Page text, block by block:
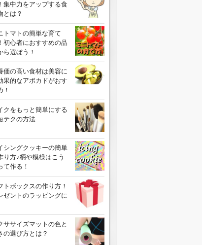
集中力をアップする食
とは？
トマトの簡単な育て
初心者におすすめの品
ら選ぼう！
価の高い食材は美容に
果的なアボカドがおす
！
クをもっと簡単にする
テクの方法
シングクッキーの簡単
り方♪柄や模様はこう
て作る！
トボックスの作り方！
ゼントのラッピングに
ササイズマットの色と
の選び方とは？